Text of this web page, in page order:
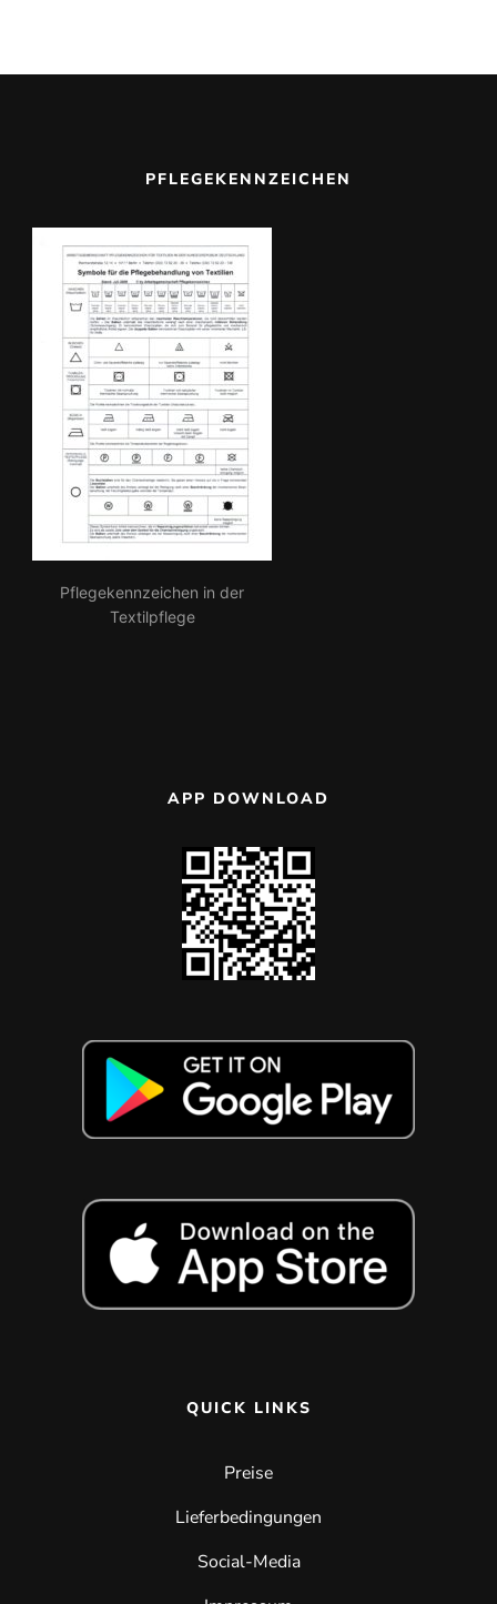
n
PFLEGEKENNZEICHEN
Pflegekennzeichen in der
Textilpflege
APP DOWNLOAD
QUICK LINKS
Preise
Lieferbedingungen
Social-Media